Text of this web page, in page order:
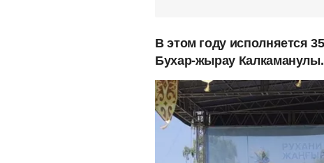
В этом году исполняется
Бухар-жырау Калкаманулы.